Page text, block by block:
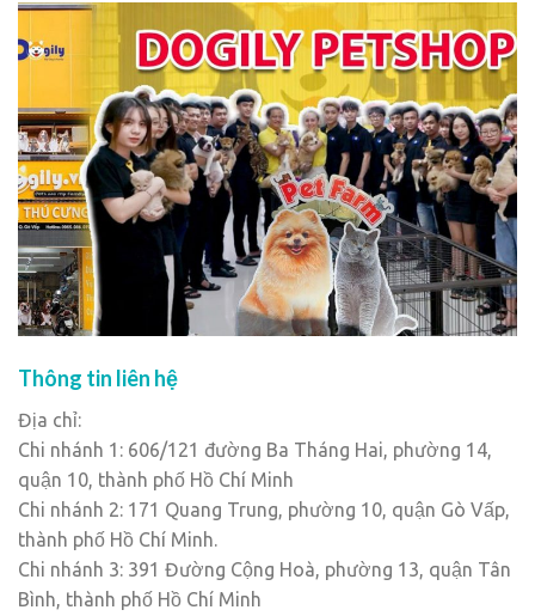
Thông tin liên hệ
Địa chỉ:
Chi nhánh 1: 606/121 đường Ba Tháng Hai, phường 14,
quận 10, thành phố Hồ Chí Minh
Chi nhánh 2: 171 Quang Trung, phường 10, quận Gò Vấp,
thành phố Hồ Chí Minh.
Chi nhánh 3: 391 Đường Cộng Hoà, phường 13, quận Tân
Bình, thành phố Hồ Chí Minh